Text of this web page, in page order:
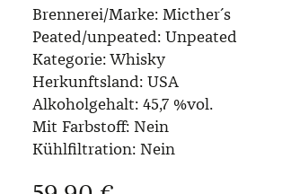
Brennerei/Marke: Micther´s
Peated/unpeated: Unpeated
Kategorie:Whisky
Herkunftsland: USA
Alkoholgehalt: 45,7 %vol.
Mit Farbstoff: Nein
Kühlfiltration: Nein
Regulärer Preis: